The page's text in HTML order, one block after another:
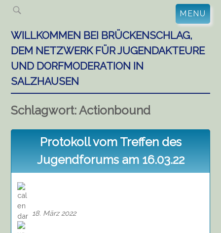
Skip
content
MENU
WILLKOMMEN BEI BRÜCKENSCHLAG,
DEM NETZWERK FÜR JUGENDAKTEURE
UND DORFMODERATION IN
SALZHAUSEN
Schlagwort:Actionbound
Protokoll vom Treffen des
Jugendforums am 16.03.22
18. März 2022